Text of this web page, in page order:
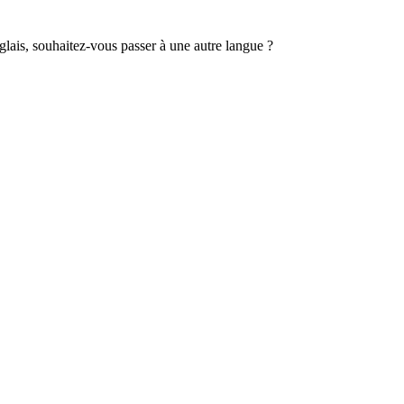
souhaitez-vous passer à une autre langue ?